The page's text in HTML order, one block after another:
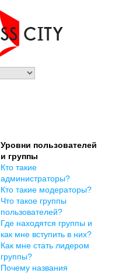
Уровни пользователей
и группы
Кто такие
администраторы?
Кто такие модераторы?
Что такое группы
пользователей?
Где находятся группы и
как мне вступить в них?
Как мне стать лидером
группы?
Почему названия